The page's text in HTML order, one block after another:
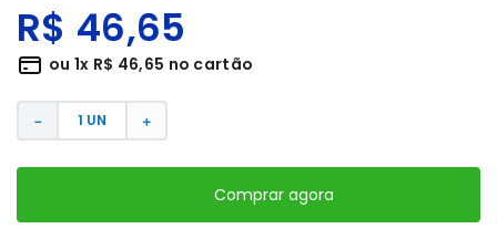
R$ 46,65
ou 1x R$ 46,65 no cartão
＋
－
Comprar agora